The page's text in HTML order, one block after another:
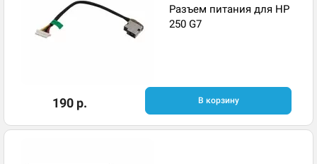
Разъем питания для HP
250 G7
190 р. В корзину